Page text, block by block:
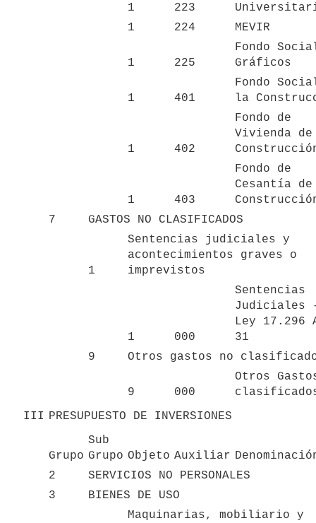
1 223
1
224 MEVIR
1 225
Fondo
Gráficos
1 401
Fondo
la
1 402
Fondo de
Vivienda
1 403
Fondo de
Cesantía
7
GASTOS NO CLASIFICADOS
1
Sentencias judiciales y
acontecimientos graves o
imprevistos
1 000
Sentencias
Judiciales
Ley 17.296
31
9
Otros gastos no
9 000
Otros
III PRESUPUESTO DE INVERSIONES
Grupo
Sub
Grupo Objeto Auxiliar
2
SERVICIOS NO PERSONALES
3
BIENES DE USO
Maquinarias, mobiliario y